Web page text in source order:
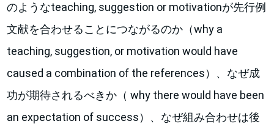
のようなteaching, suggestion or motivationが先行例
文献を合わせることにつながるのか（why a
teaching, suggestion, or motivation would have
caused a combination of the references）、なぜ成
功が期待されるべきか（ why there would have been
an expectation of success）、なぜ組み合わせは後